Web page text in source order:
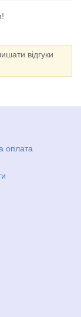
відгуки
оплата